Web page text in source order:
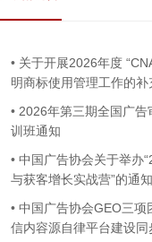
• 关于开展2026年度
明商标使用管理工作的补
• 2026年第三期全国广
训班通知
• 中国广告协会关于举办
与获客增长实战营”的通知
• 中国广告协会GEO三项
信内容源自律平台建设同